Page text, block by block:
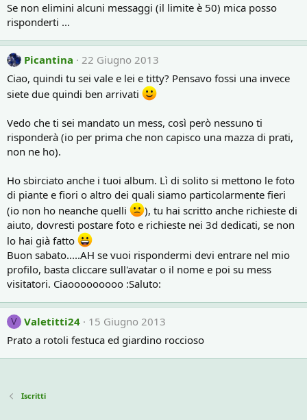
Se non elimini alcuni messaggi (il limite è 50) mica posso
risponderti ...
Picantina
22 Giugno 2013
Ciao, quindi tu sei vale e lei e titty? Pensavo fossi una invece
siete due quindi ben arrivati
Vedo che ti sei mandato un mess, così però nessuno ti
risponderà (io per prima che non capisco una mazza di prati,
non ne ho).
Ho sbirciato anche i tuoi album. Lì di solito si mettono le foto
di piante e fiori o altro dei quali siamo particolarmente fieri
(io non ho neanche quelli
), tu hai scritto anche richieste di
aiuto, dovresti postare foto e richieste nei 3d dedicati, se non
lo hai già fatto
Buon sabato.....AH se vuoi rispondermi devi entrare nel mio
profilo, basta cliccare sull'avatar o il nome e poi su mess
visitatori. Ciaooooooooo :Saluto:
V Valetitti24
15 Giugno 2013
Prato a rotoli festuca ed giardino roccioso
Iscritti